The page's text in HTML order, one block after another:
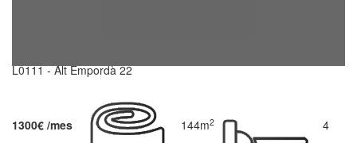
L0111 - Alt Empordà 22
1300€ /mes 144m2 4